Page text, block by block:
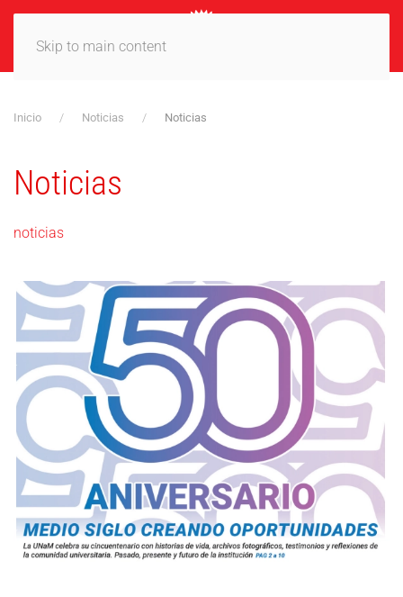
Skip to main content
Inicio Noticias Noticias
Noticias
noticias